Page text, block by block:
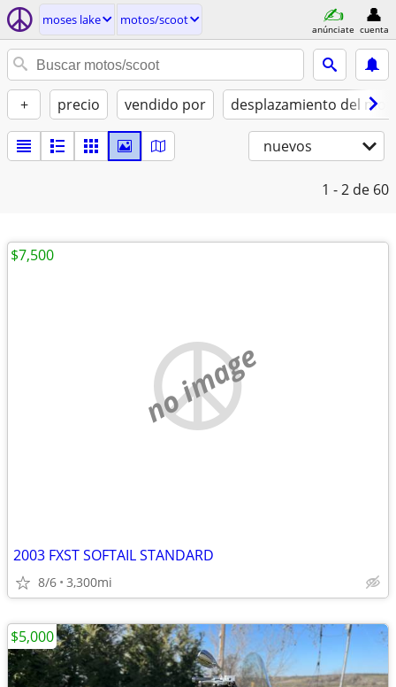
moses lake motos/scoot
anúnciate cuenta
+ precio vendido por desplazamiento del
nuevos
1 - 2 de 60
no image
2003 FXST SOFTAIL STANDARD
8/6 3,300mi
$7,500
$5,000